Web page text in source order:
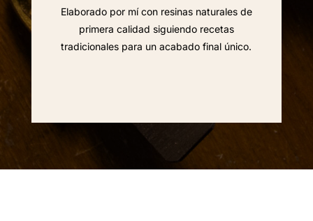
Elaborado por mí con resinas naturales de
primera calidad siguiendo recetas
tradicionales para un acabado final único.